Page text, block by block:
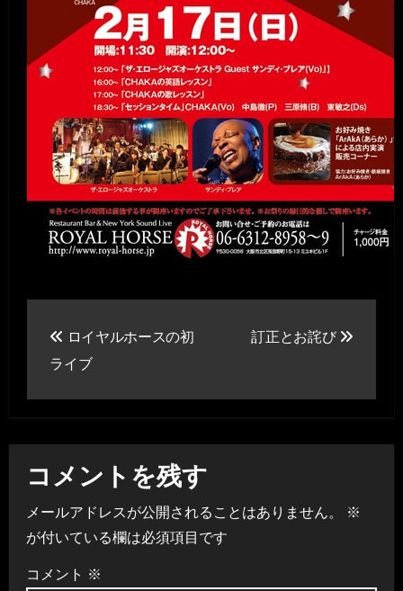
稿
ゲ
ー
シ
ョ
ロイヤルホースの初
ライブ
訂正とお詫び
コメントを残す
メールアドレスが公開されることはありません。
※
が付いている欄は必須項目です
コメント ※